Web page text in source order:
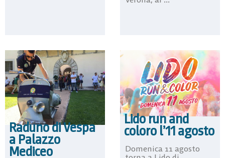
Raduno di Vespa
a Palazzo
Mediceo
Lido run and
coloro l’11 agosto
Domenica 11 agosto